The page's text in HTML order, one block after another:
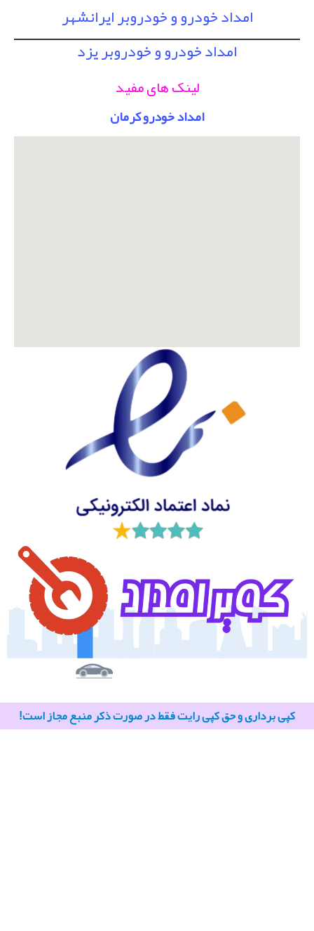
امداد خودرو و خودروبر ایرانشهر
امداد خودرو و خودروبر یزد
لینک های مفید
امداد خودرو کرمان
کپی برداری و حق کپی رایت فقط در صورت ذکر منبع مجاز است!